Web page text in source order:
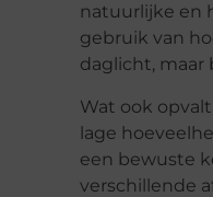
natuurlijke en
gebruik van
daglicht, maar
Wat ook
lage
een bewuste
verschillende